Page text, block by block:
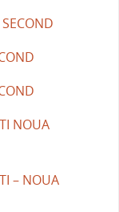
NOUA
– NOUA